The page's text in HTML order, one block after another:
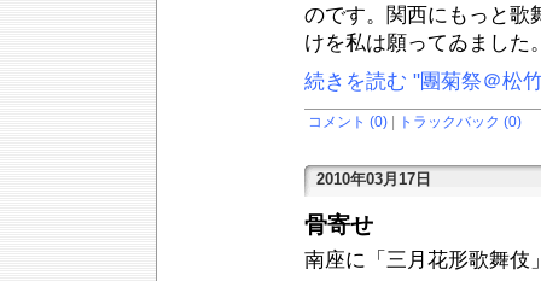
のです。関西にもっと歌
けを私は願ってゐました
続きを読む "團菊祭＠松
コメント (0) トラックバック (0)
2010年03月17日
骨寄せ
南座に「三月花形歌舞伎